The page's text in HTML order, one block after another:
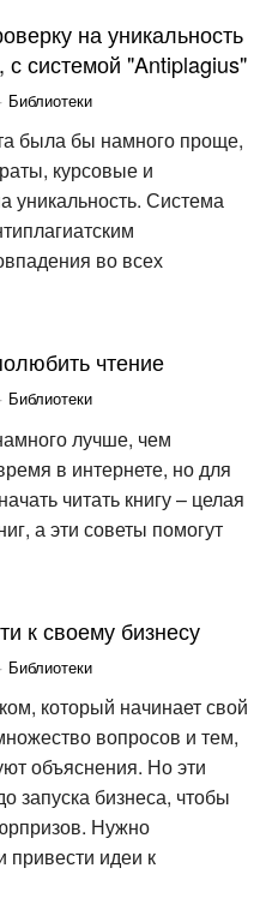
на уникальность
с системой "Antiplagius"
Библиотеки
была бы намного проще,
курсовые и
уникальность. Система
во всех
чтение
Библиотеки
лучше, чем
в интернете, но для
читать книгу – целая
а эти советы помогут
к своему бизнесу
Библиотеки
который начинает свой
вопросов и тем,
объяснения. Но эти
запуска бизнеса, чтобы
Нужно
привести идеи к